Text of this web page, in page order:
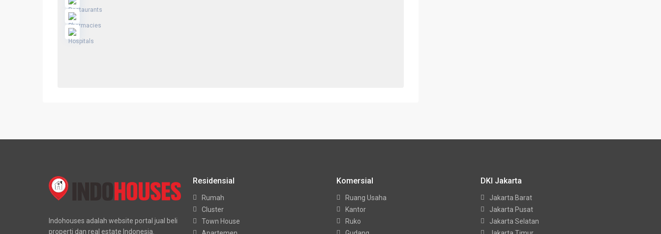
Indohouses adalah website portal jual beli
properti dan real estate Indonesia.
Residensial
Rumah
Cluster
Town House
Komersial
Ruang Usaha
Kantor
Ruko
DKI Jakarta
Jakarta Barat
Jakarta Pusat
Jakarta Selatan